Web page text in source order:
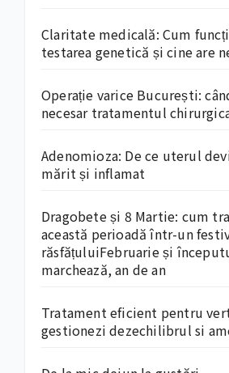
Claritate medicală: Cum
testarea genetică și cine are
Operație varice București:
necesar tratamentul
Adenomioza: De ce uterul
mărit și inflamat
Dragobete și 8 Martie: cum
această perioadă într-un
răsfățuluiFebruarie și
marchează, an de an
Tratament eficient pentru
gestionezi dezechilibrul si